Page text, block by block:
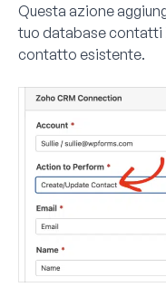
Questa azione
tuo database contatti
contatto esistente.